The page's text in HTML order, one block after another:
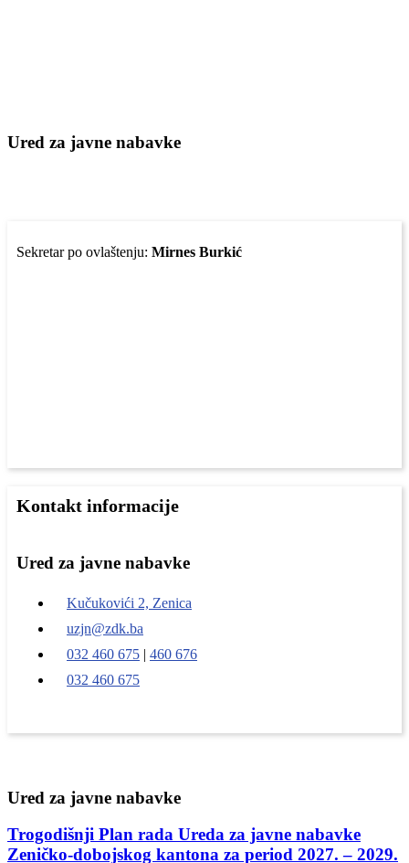
Ured za javne nabavke
Sekretar po ovlaštenju: Mirnes Burkić
Kontakt informacije
Ured za javne nabavke
Kučukovići 2, Zenica
uzjn@zdk.ba
032 460 675 | 460 676
032 460 675
Ured za javne nabavke
Trogodišnji Plan rada Ureda za javne nabavke
Zeničko-dobojskog kantona za period 2027. – 2029.